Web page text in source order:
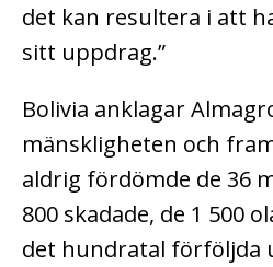
det kan resultera i att
sitt uppdrag.”
Bolivia anklagar
mänskligheten och
aldrig fördömde de 36
800 skadade, de 1 500
det hundratal förföljda